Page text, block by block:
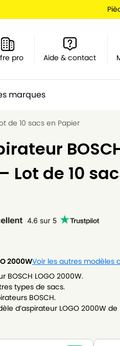
pro Aide & contact
marques
de 10 sacs en Papier
Lot de 10
2000WVoir les autres modèles
LOGO 2000W.
types de sacs.
BOSCH.
d’aspirateur LOGO 2000W de